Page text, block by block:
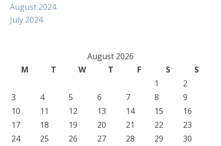
August 2024
July 2024
August 2026
M
T W T F S
S
1
2
3
4 5 6 7 8
9
10
11 12 13 14 15
16
17
18 19 20 21 22
23
24
25 26 27 28 29
30